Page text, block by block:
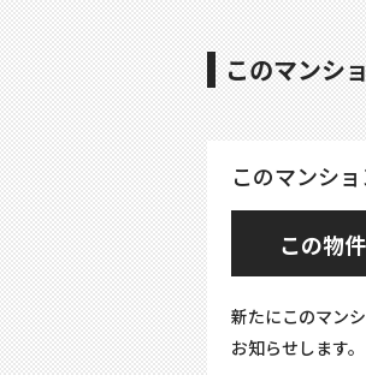
このマンシ
このマンシ
この物
新たにこのマン
お知らせします。